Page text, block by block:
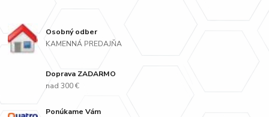
Osobný odber
KAMENNÁ PREDAJŇA
Doprava ZADARMO
nad 300 €
Ponúkame Vám